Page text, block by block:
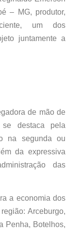
– MG, produtor,
um dos
juntamente a
de mão de
destaca pela
na segunda ou
da expressiva
das
a economia dos
Arceburgo,
Penha, Botelhos,